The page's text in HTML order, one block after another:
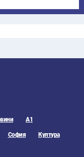
А1
София Култура